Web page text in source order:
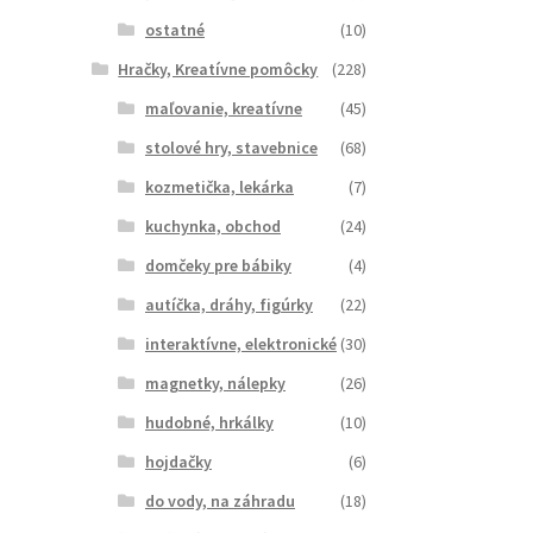
ostatné
(10)
Hračky, Kreatívne pomôcky
(228)
maľovanie, kreatívne
(45)
stolové hry, stavebnice
(68)
kozmetička, lekárka
(7)
kuchynka, obchod
(24)
domčeky pre bábiky
(4)
autíčka, dráhy, figúrky
(22)
interaktívne, elektronické (30)
magnetky, nálepky
(26)
hudobné, hrkálky
(10)
hojdačky
(6)
do vody, na záhradu
(18)